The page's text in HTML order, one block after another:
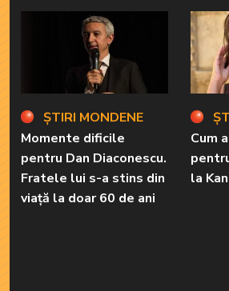
ȘTIRI MONDENE
Momente dificile
pentru Dan Diaconescu.
Fratele lui s-a stins din
viață la doar 60 de ani
Cum
la